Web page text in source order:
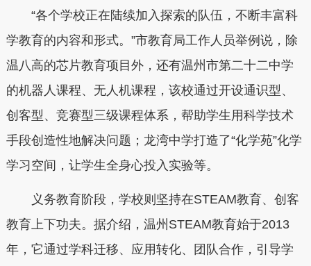
“各个学校正在陆续加入探索的队伍，不断丰富科
学教育的内容和形式。”市教育局工作人员举例说，除
温八高的芯片教育项目外，还有温州市第二十二中学
的机器人课程、无人机课程，该校通过开设通识型、
创客型、竞赛型三级课程体系，帮助学生用科学技术
手段创造性地解决问题；龙湾中学打造了“化学苑”化学
学习空间，让学生全身心投入实验等。
义务教育阶段，学校则坚持在STEAM教育、创客
教育上下功夫。据介绍，温州STEAM教育始于2013
年，它通过学科迁移、应用转化、团队合作，引导学